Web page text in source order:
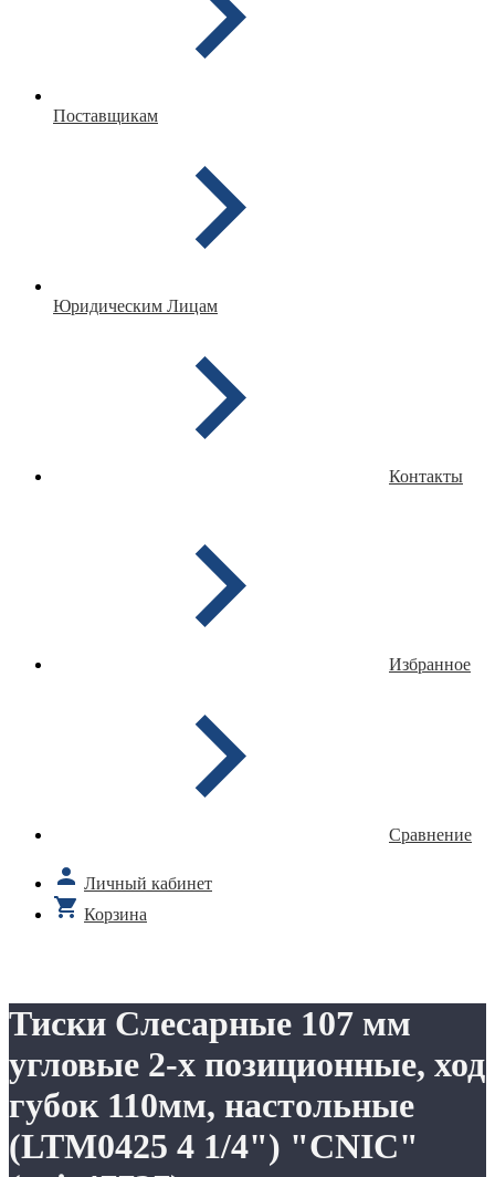
Поставщикам
Юридическим Лицам
Контакты
Избранное
Сравнение
Личный кабинет
Корзина
Тиски Слесарные 107 мм
угловые 2-х позиционные, ход
губок 110мм, настольные
(LTM0425 4 1/4") "CNIC"